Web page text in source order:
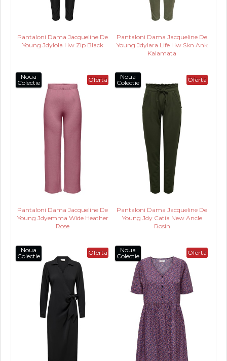
Pantaloni Dama Jacqueline De
Young Jdylola Hw Zip Black
Pantaloni Dama Jacqueline De
Young Jdylara Life Hw Skn Ank
Kalamata
Oferta
Noua
Colectie
Pantaloni Dama Jacqueline De
Young Jdyemma Wide Heather
Rose
Oferta
Noua
Colectie
Pantaloni Dama Jacqueline De
Young Jdy Catia New Ancle
Rosin
Oferta
Noua
Colectie
Oferta
Noua
Colectie